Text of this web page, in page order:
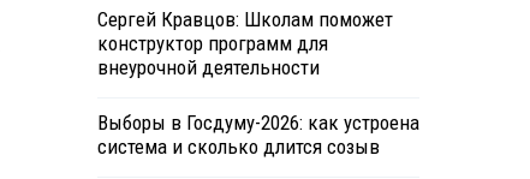
Сергей Кравцов: Школам поможет
конструктор программ для
внеурочной деятельности
Выборы в Госдуму-2026: как устроена
система и сколько длится созыв